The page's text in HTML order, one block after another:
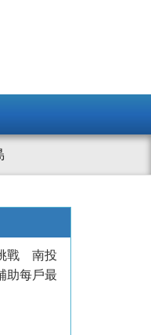
戰 南投
助每戶最